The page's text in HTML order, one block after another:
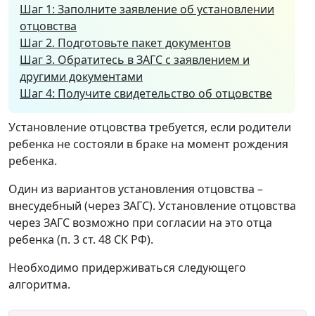
Шаг 1: Заполните заявление об установлении
отцовства
Шаг 2. Подготовьте пакет документов
Шаг 3. Обратитесь в ЗАГС с заявлением и
другими документами
Шаг 4: Получите свидетельство об отцовстве
Установление отцовства требуется, если родители
ребенка не состояли в браке на момент рождения
ребенка.
Один из вариантов установления отцовства –
внесудебный (через ЗАГС). Установление отцовства
через ЗАГС возможно при согласии на это отца
ребенка (п. 3 ст. 48 СК РФ).
Необходимо придерживаться следующего
алгоритма.